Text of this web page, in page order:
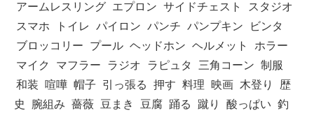
アームレスリング エプロン サイドチェスト
スタジオ
スマホ
トイレ パイロン パンチ パンプキン
ビンタ
ブロッコリー
プール ヘッドホン ヘルメット
ホラー
マイク
マフラー ラジオ ラピュタ 三角コーン 制服
和装
喧嘩 帽子 引っ張る 押す 料理 映画 木登り
歴
史
腕組み 薔薇 豆まき 豆腐 踊る 蹴り 酸っぱい 釣